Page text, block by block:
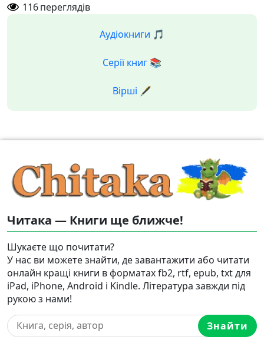
116переглядів
Аудіокниги 🎵
Серії книг 📚
Вірші 🖋️
Читака — Книги ще ближче!
Шукаєте що почитати?
У нас ви можете знайти, де завантажити або читати
онлайн кращі книги в форматах fb2, rtf, epub, txt для
iPad, iPhone, Android і Kindle. Література завжди під
рукою з нами!
Знайти